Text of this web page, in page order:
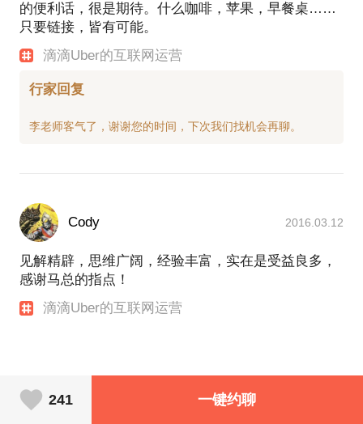
的便利话，很是期待。什么咖啡，苹果，早餐桌……
只要链接，皆有可能。
滴滴Uber的互联网运营
行家回复
Cody 2016.03.12
见解精辟，思维广阔，经验丰富，实在是受益良多，
感谢马总的指点！
滴滴Uber的互联网运营
241 一键约聊